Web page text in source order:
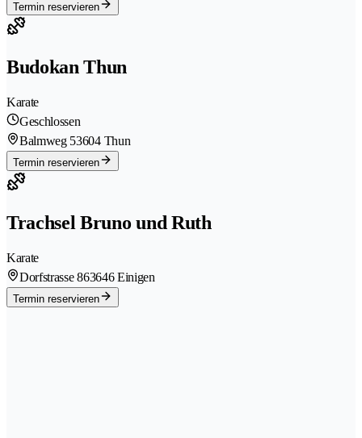
Termin reservieren
Budokan Thun
Karate
Geschlossen
Balmweg 53604 Thun
Termin reservieren
Trachsel Bruno und Ruth
Karate
Dorfstrasse 863646 Einigen
Termin reservieren